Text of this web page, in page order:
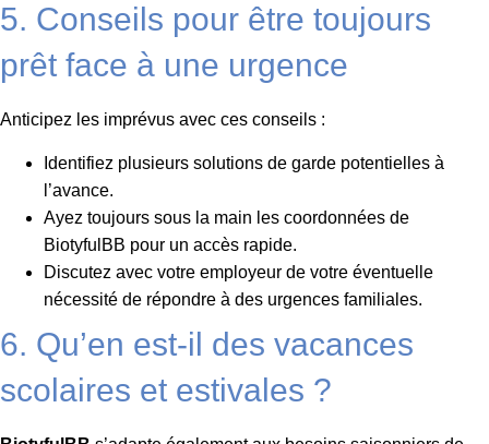
5. Conseils pour être toujours
prêt face à une urgence
Anticipez les imprévus avec ces conseils :
Identifiez plusieurs solutions de garde potentielles à
l’avance.
Ayez toujours sous la main les coordonnées de
BiotyfulBB pour un accès rapide.
Discutez avec votre employeur de votre éventuelle
nécessité de répondre à des urgences familiales.
6. Qu’en est-il des vacances
scolaires et estivales ?